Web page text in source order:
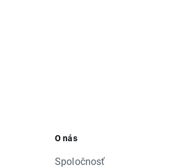
O nás
Spoločnosť